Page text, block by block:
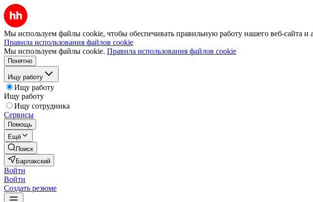
Мы используем файлы cookie, чтобы обеспечивать правильную работу нашего веб-сайта и
Правила использования файлов cookie
Мы используем файлы cookie. Правила использования файлов cookie
Понятно
Ищу работу
Ищу работу
Ищу работу
Ищу сотрудника
Сервисы
Помощь
Ещё
Поиск
Барлакский
Войти
Войти
Создать резюме